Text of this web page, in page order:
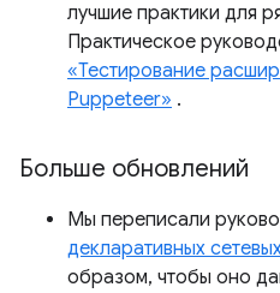
лучшие практики для
Практическое
«Тестирование
Puppeteer» .
Больше обновлений
Мы переписали
декларативных
образом, чтобы оно